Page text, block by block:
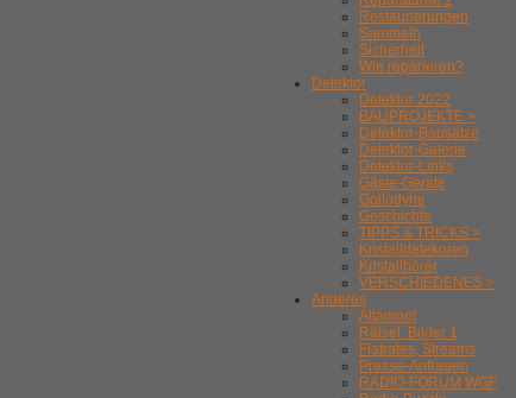
Restaurierungen
Sammeln
Sicherheit
Wie reparieren?
Detektor
Detektor 2022
BAUPROJEKTE >
Detektor-Bausätze
Detektor-Galerie
Detektor-Links
Gäste-Geräte
Gollodyne
Geschichte
TIPPS & TRICKS >
Kristalldetekoren
Kristallhörer
VERSCHIEDENES >
Anderes
Altamont
Rätsel. Bilder 1
Flatrates, Streams
Presse-Anfragen
RADIO-FORUM WGF